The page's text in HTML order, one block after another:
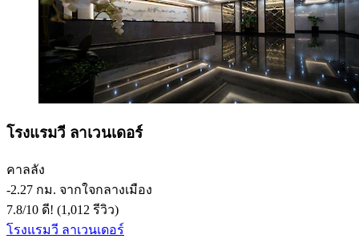
โรงแรมวี ลาเวนเดอร์
คาลลัง
‐2.27 กม. จากใจกลางเมือง
7.8/10 ดี! (1,012 รีวิว)
โรงแรมวี ลาเวนเดอร์